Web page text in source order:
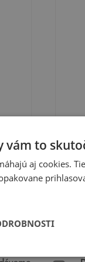
a
a
vám to
aj cookies.